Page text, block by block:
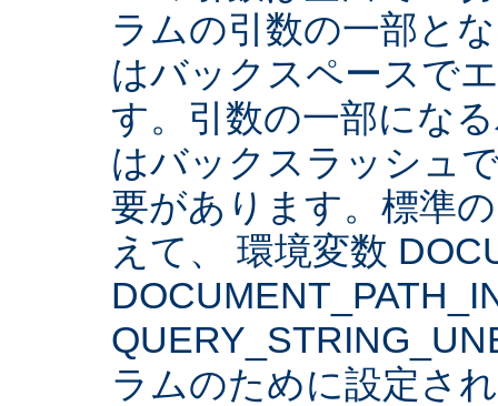
ラムの引数の一部と
はバックスペースで
す。引数の一部にな
はバックスラッシュ
要があります。標準
えて、 環境変数
ラムのために設定さ